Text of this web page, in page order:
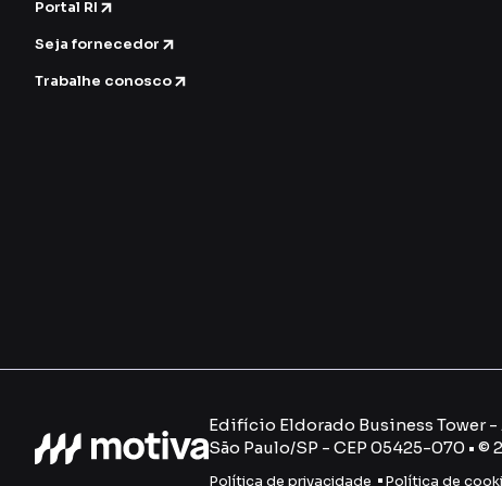
Portal RI
Seja fornecedor
Trabalhe conosco
Edifício Eldorado Business Tower -
São Paulo/SP - CEP 05425-070 • ©
Política de privacidade Política de